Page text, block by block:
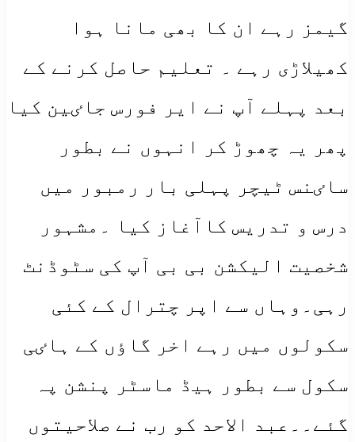
گیمز رہے ان کا بھی مانا ہوا
کھیلاڑی رہے ۔ تعلیم حاصل کرنے کے
بعد پہلے آپ نے ایر فورس جاٸین کیا
پھر یہ چھوڑ کر انہوں نے بطور
ساٸنس ٹیچر پہلی بار رمبور میں
درس و تدریس کاآغاز کیا ۔مشہور
شخصیت الیکشن بی بی آپ کی سٹوڈنٹ
رہی۔وہاں سے اپر چترال کے کئی
سکولوں میں رہے اخر گاٶں کے ہاٸی
سکول سے بطور ہیڈ ماسٹر پنشن پہ
گئے۔۔عبد الاحد کو رب نے صلاحیتوں